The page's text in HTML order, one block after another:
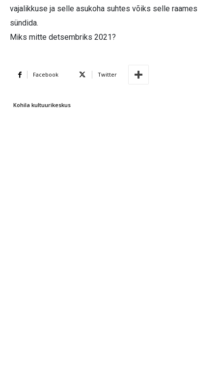
vajalikkuse ja selle asukoha suhtes võiks selle raames
sündida.
Miks mitte detsembriks 2021?
Facebook Twitter
Kohila kultuurikeskus